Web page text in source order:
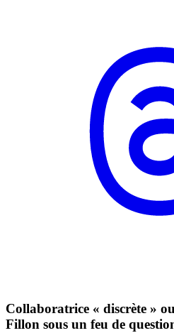
Collaboratrice « discrète »
Fillon sous un feu de